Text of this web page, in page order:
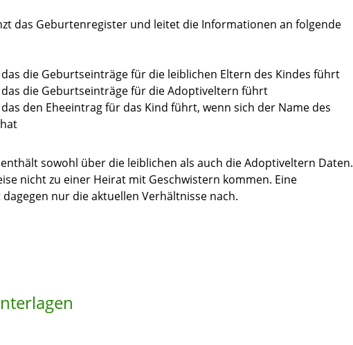
das Geburtenregister und leitet die Informationen an folgende
die Geburtseinträge für die leiblichen Eltern des Kindes führt
das die Geburtseinträge für die Adoptiveltern führt
den Eheeintrag für das Kind führt, wenn sich der Name des
sowohl über die leiblichen als auch die Adoptiveltern Daten.
nicht zu einer Heirat mit Geschwistern kommen. Eine
nur die aktuellen Verhältnisse nach.